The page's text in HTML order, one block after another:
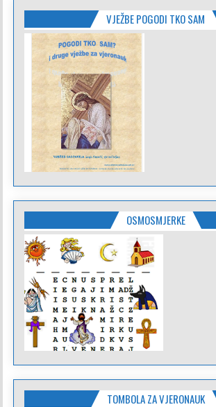
VJEŽBE POGODI TKO SAM
OSMOSMJERKE
TOMBOLA ZA VJERONAUK